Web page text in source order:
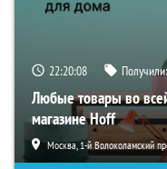
22:20:07
Любые товары во
магазине Hoff
Москва, 1-й Волоколамский